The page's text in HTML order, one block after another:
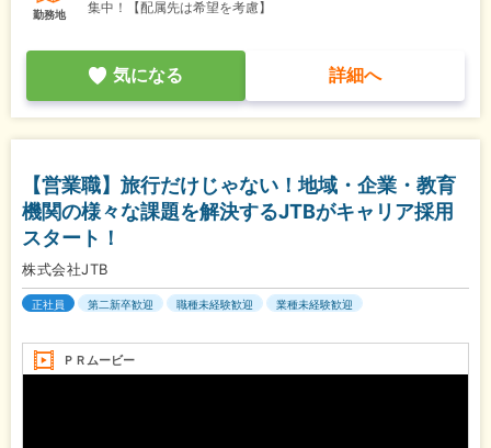
勤務地 集中！【配属先は希望を考慮】
気になる 詳細へ
【営業職】旅行だけじゃない！地域・企業・教育
機関の様々な課題を解決するJTBがキャリア採用
スタート！
株式会社JTB
正社員 第二新卒歓迎 職種未経験歓迎 業種未経験歓迎
ＰＲムービー